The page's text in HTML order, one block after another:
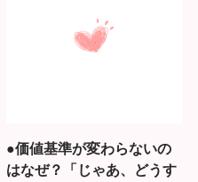
●価値基準が変わらないの
はなぜ？「じゃあ、どうす